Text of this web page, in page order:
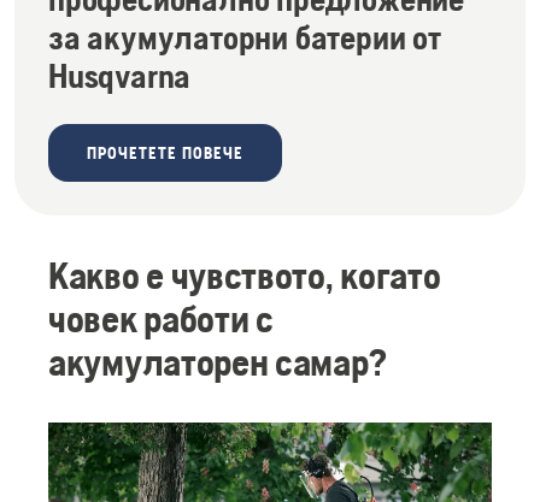
за акумулаторни батерии от
Husqvarna
ПРОЧЕТЕТЕ ПОВЕЧЕ
Какво е чувството, когато
човек работи с
акумулаторен самар?